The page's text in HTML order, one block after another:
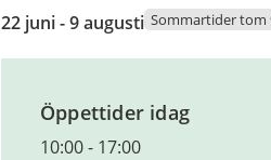
22
juni
2026
augusti
22 juni - 9 augusti Sommartider tom
Öppettider idag
10:00- 17:00